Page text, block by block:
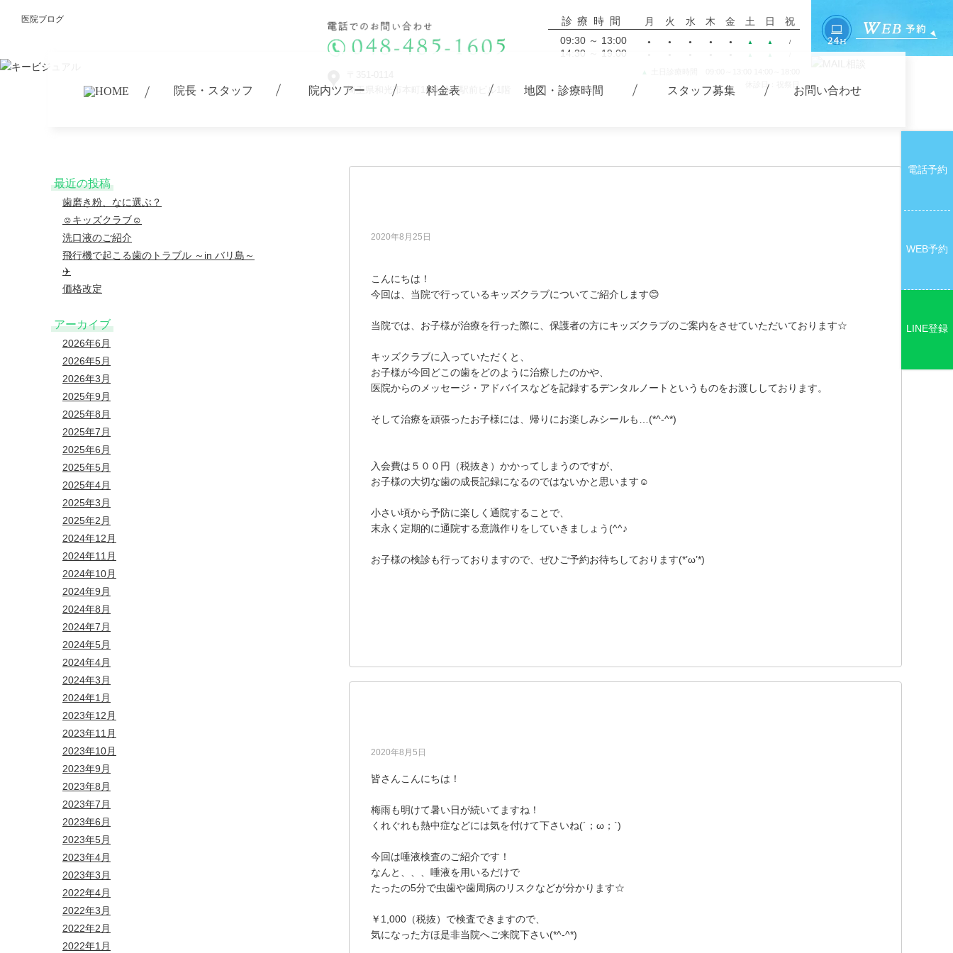
医院ブログ
埼玉県和光市本町1-13 鈴森駅前ビル1階
診療時間 月 火 水 木 金 土 日
祝
09:30 ～ 13:00
● ● ● ● ● ▲ ▲ /
14:30 ～ 19:00 ▲ ▲
▲
休診日：祝祭日
院長・スタッフ 院内ツアー 料金表 地図・診療時間 スタッフ募集 お問い合わせ
最近の投稿
歯磨き粉、なに選ぶ？
☺︎キッズクラブ☺︎
洗口液のご紹介
飛行機で起こる歯のトラブル ～in バリ島～
✈️
価格改定
アーカイブ
2026年6月
2026年5月
2026年3月
2025年9月
2025年8月
2025年7月
2025年6月
2025年5月
2025年4月
2025年3月
2025年2月
2024年12月
2024年11月
2024年10月
2024年9月
2024年8月
2024年7月
2024年5月
2024年4月
2024年3月
2024年1月
2023年12月
2023年11月
2023年10月
2023年9月
2023年8月
2023年7月
2023年6月
2023年5月
2023年4月
2023年3月
2022年4月
2022年3月
2022年2月
2022年1月
2020年8月25日
こんにちは！
今回は、当院で行っているキッズクラブについてご紹介します😊
当院では、お子様が治療を行った際に、保護者の方にキッズクラブのご案内をさせていただいております☆
キッズクラブに入っていただくと、
お子様が今回どこの歯をどのように治療したのかや、
医院からのメッセージ・アドバイスなどを記録するデンタルノートというものをお渡ししております。
そして治療を頑張ったお子様には、帰りにお楽しみシールも…(*^-^*)
入会費は５００円（税抜き）かかってしまうのですが、
お子様の大切な歯の成長記録になるのではないかと思います☺
小さい頃から予防に楽しく通院することで、
末永く定期的に通院する意識作りをしていきましょう(^^♪
お子様の検診も行っておりますので、ぜひご予約お待ちしております(*’ω’*)
2020年8月5日
皆さんこんにちは！
梅雨も明けて暑い日が続いてますね！
くれぐれも熱中症などには気を付けて下さいね(´；ω；`)
今回は唾液検査のご紹介です！
なんと、、、唾液を用いるだけで
たったの5分で虫歯や歯周病のリスクなどが分かります☆
￥1,000（税抜）で検査できますので、
気になった方ほ是非当院へご来院下さい(*^-^*)
電話予約
WEB予約
LINE登録